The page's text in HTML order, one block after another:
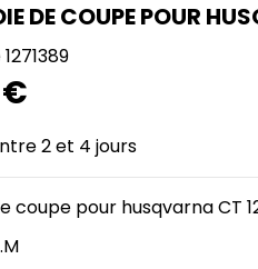
DE COUPE POUR
1271389
2 et 4 jours
coupe pour husqvarna CT